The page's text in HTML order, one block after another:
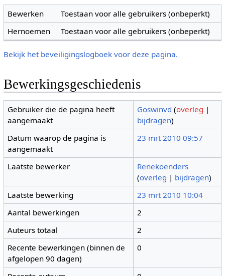
Bewerken
Toestaan voor alle gebruikers (onbeperkt)
Hernoemen
Toestaan voor alle gebruikers (onbeperkt)
Bekijk het beveiligingslogboek voor deze pagina.
Bewerkingsgeschiedenis
Gebruiker die de pagina heeft
aangemaakt
Goswinvd (overleg |
bijdragen)
Datum waarop de pagina is
aangemaakt
23 mrt 2010 09:57
Laatste bewerker
Renekoenders
(overleg | bijdragen)
Laatste bewerking
23 mrt 2010 10:04
Aantal bewerkingen
2
Auteurs totaal
2
Recente bewerkingen (binnen de
afgelopen 90 dagen)
0